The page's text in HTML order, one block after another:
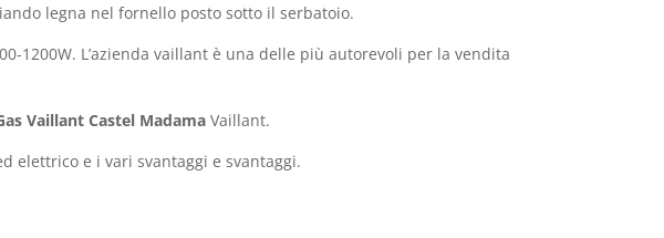
legna nel fornello posto sotto il serbatoio.
1200W. L’azienda vaillant è una delle più autorevoli per la vendita
Vaillant Castel Madama Vaillant.
elettrico e i vari svantaggi e svantaggi.